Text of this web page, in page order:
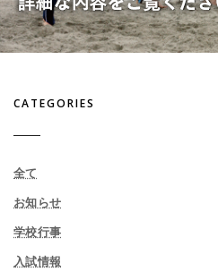
CATEGORIES
全て
お知らせ
学校行事
入試情報